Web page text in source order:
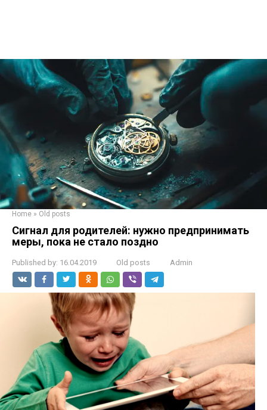
Home » Old posts
Сигнал для родителей: нужно предпринимать
меры, пока не стало поздно
Published by: 16.04.2019 Old posts Admin